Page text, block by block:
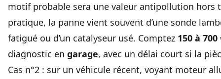
motif probable sera une valeur antipollution hors
pratique, la panne vient souvent d’une sonde
fatigué ou d’un catalyseur usé. Comptez 150 à 700
diagnostic en garage, avec un délai court si la
Cas n°2 : sur un véhicule récent, voyant moteur